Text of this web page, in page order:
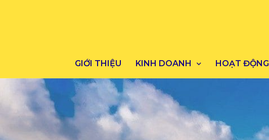
GIỚI THIỆU KINH DOANH HOẠT ĐỘNG